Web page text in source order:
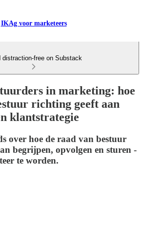
IKAg voor marketeers
distraction-free on Substack
in marketing: hoe
richting geeft aan
klantstrategie
over hoe de raad van bestuur
begrijpen, opvolgen en sturen -
te worden.